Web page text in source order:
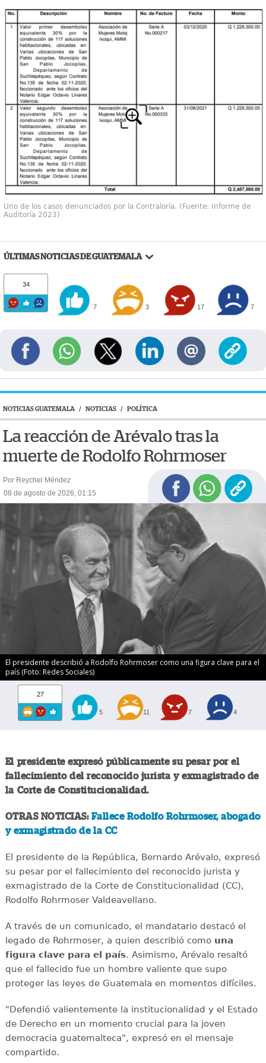
Uno de los casos denunciados por la Contraloría. (Fuente: Informe de
Auditoría 2023)
ÚLTIMAS NOTICIAS DE GUATEMALA
34
7 3 17 7
NOTICIAS GUATEMALA / NOTICIAS / POLÍTICA
La reacción de Arévalo tras la
muerte de Rodolfo Rohrmoser
Por Reychel Méndez
08 de agosto de 2026, 01:15
El presidente describió a Rodolfo Rohrmoser como una figura clave para el
país (Foto: Redes Sociales)
27
5 11 7 4
El presidente expresó públicamente su pesar por el
fallecimiento del reconocido jurista y exmagistrado de
la Corte de Constitucionalidad.
OTRAS NOTICIAS: Fallece Rodolfo Rohrmoser, abogado
y exmagistrado de la CC
El presidente de la República, Bernardo Arévalo, expresó
su pesar por el fallecimiento del reconocido jurista y
exmagistrado de la Corte de Constitucionalidad (CC),
Rodolfo Rohrmoser Valdeavellano.
A través de un comunicado, el mandatario destacó el
legado de Rohrmoser, a quien describió comouna
figura clave para el país. Asimismo, Arévalo resaltó
que el fallecido fue un hombre valiente que supo
proteger las leyes de Guatemala en momentos difíciles.
"Defendió valientemente la institucionalidad y el Estado
de Derecho en un momento crucial para la joven
democracia guatemalteca", expresó en el mensaje
compartido.